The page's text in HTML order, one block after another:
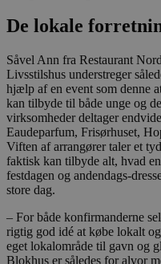
De lokale
Såvel Ann fra Restaurant
Livsstilshus understreger
hjælp af en event som denne
kan tilbyde til både unge og
virksomheder deltager
Eaudeparfum, Frisørhuset,
Viften af arrangører taler et
faktisk kan tilbyde alt, hvad
festdagen og andendags-
store dag.
– For både konfirmanderne
rigtig god idé at købe lokalt
eget lokalområde til gavn og
Blokhus er således for alvor